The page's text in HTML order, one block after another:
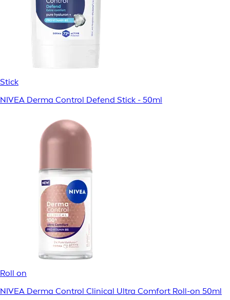
Stick
NIVEA Derma Control Defend Stick - 50ml
Roll on
NIVEA Derma Control Clinical Ultra Comfort Roll-on 50ml